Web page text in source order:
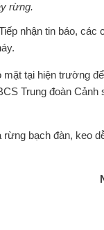
rừng.
nhận tin báo, các
tại hiện trường
Trung đoàn
bạch đàn, keo